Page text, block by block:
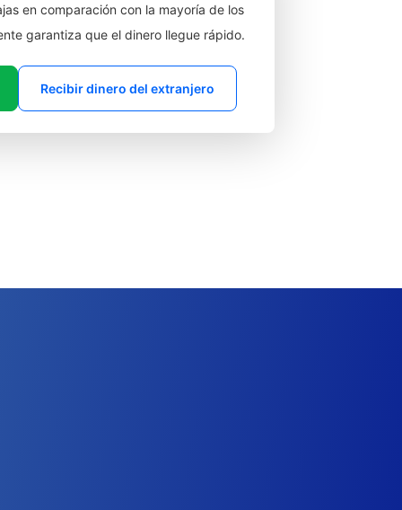
en comparación con la mayoría de los
garantiza que el dinero llegue rápido.
Recibir dinero del extranjero